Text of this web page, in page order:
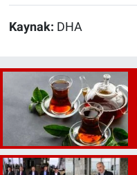
Kaynak: DHA